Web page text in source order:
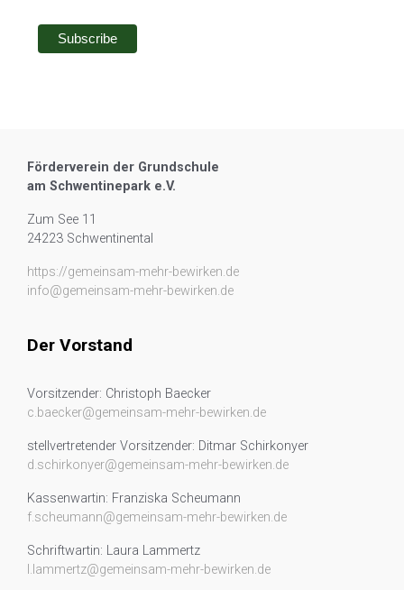
Förderverein der Grundschule
am Schwentinepark e.V.
Zum See 11
24223 Schwentinental
https://gemeinsam-mehr-bewirken.de
info@gemeinsam-mehr-bewirken.de
Der Vorstand
Vorsitzender: Christoph Baecker
c.baecker@gemeinsam-mehr-bewirken.de
stellvertretender Vorsitzender: Ditmar Schirkonyer
d.schirkonyer@gemeinsam-mehr-bewirken.de
Kassenwartin: Franziska Scheumann
f.scheumann@gemeinsam-mehr-bewirken.de
Schriftwartin: Laura Lammertz
l.lammertz@gemeinsam-mehr-bewirken.de